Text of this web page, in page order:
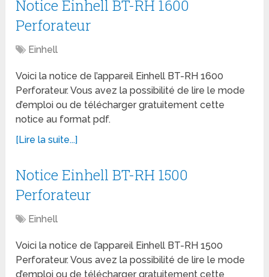
Notice Einhell BT-RH 1600
Perforateur
Einhell
Voici la notice de l’appareil Einhell BT-RH 1600
Perforateur. Vous avez la possibilité de lire le mode
d’emploi ou de télécharger gratuitement cette
notice au format pdf.
[Lire la suite...]
Notice Einhell BT-RH 1500
Perforateur
Einhell
Voici la notice de l’appareil Einhell BT-RH 1500
Perforateur. Vous avez la possibilité de lire le mode
d’emploi ou de télécharger gratuitement cette